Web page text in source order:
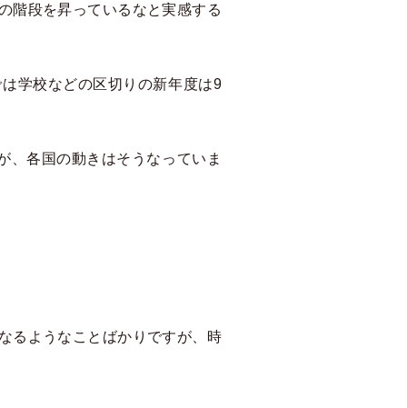
階段を昇っているなと実感する
学校などの区切りの新年度は9
、各国の動きはそうなっていま
るようなことばかりですが、時